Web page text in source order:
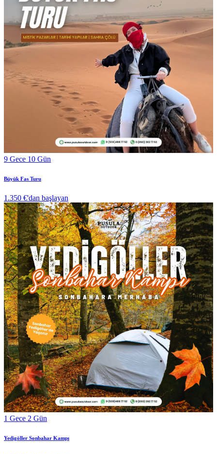
9 Gece 10 Gün
Büyük Fas Turu
1.350 €'dan başlayan
1 Gece 2 Gün
Yedigöller Sonbahar Kampı